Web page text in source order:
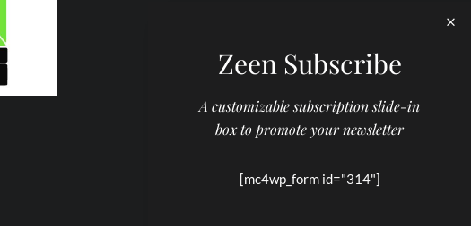
Zeen Subscribe
A customizable subscription slide-in
box to promote your newsletter
[mc4wp_form id="314"]